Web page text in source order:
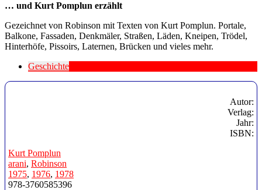
… und Kurt Pomplun erzählt
Gezeichnet von Robinson mit Texten von Kurt Pomplun. Portale,
Balkone, Fassaden, Denkmäler, Straßen, Läden, Kneipen, Trödel,
Hinterhöfe, Pissoirs, Laternen, Brücken und vieles mehr.
Geschichte
Autor:
Verlag:
Jahr:
ISBN:
Kurt Pomplun
arani, Robinson
1975, 1976, 1978
978-3760585396